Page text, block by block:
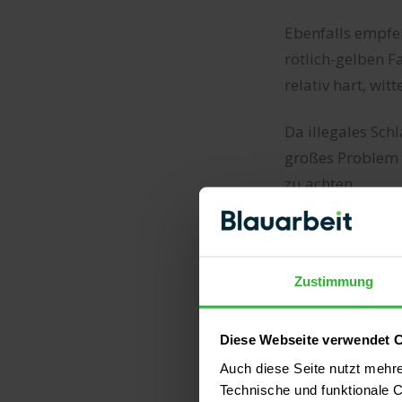
Zustimmung
Diese Webseite verwendet
Auch diese Seite nutzt
Technische und funktionale
Ebenfalls
rötlich-gelben
relativ hart,
Da illegales
großes
zu achten.
Neben den
den
geringer, was